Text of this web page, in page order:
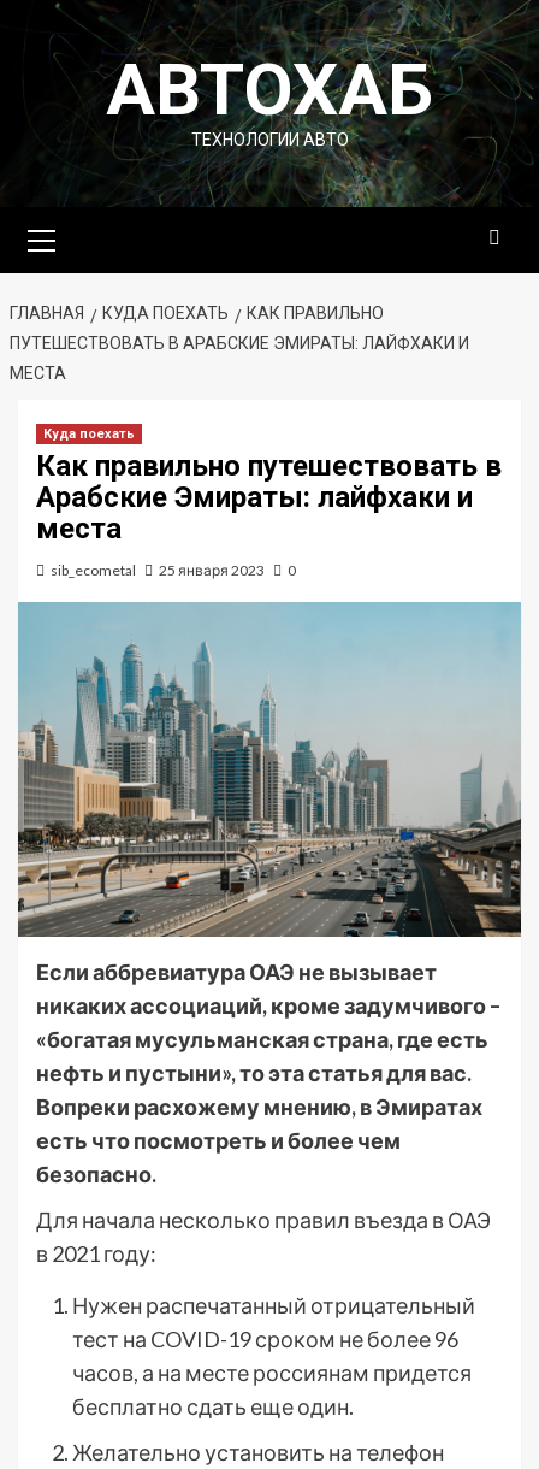
Перейти
содержимомуАВТОХАБ
ТЕХНОЛОГИИ АВТО
меню
ГЛАВНАЯ КУДА ПОЕХАТЬ
КАК ПРАВИЛЬНО
ПУТЕШЕСТВОВАТЬ В АРАБСКИЕ ЭМИРАТЫ: ЛАЙФХАКИ И
МЕСТА
Куда поехать
Как правильно путешествовать в
Арабские Эмираты: лайфхаки и
места
sib_ecometal 25 января 2023 0
Если аббревиатура ОАЭ не вызывает
никаких ассоциаций, кроме задумчивого –
«богатая мусульманская страна, где есть
нефть и пустыни», то эта статья для вас.
Вопреки расхожему мнению, в Эмиратах
есть что посмотреть и более чем
безопасно.
Для начала несколько правил въезда в ОАЭ
в 2021 году:
Нужен распечатанный отрицательный
тест на COVID-19 сроком не более 96
часов, а на месте россиянам придется
бесплатно сдать еще один.
Желательно установить на телефон